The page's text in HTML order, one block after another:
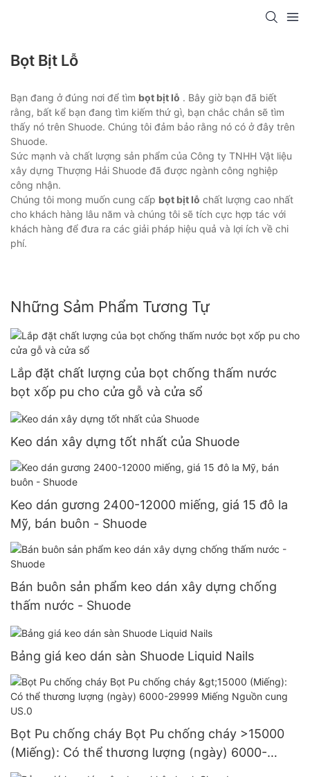
Bọt Bịt Lỗ
Bạn đang ở đúng nơi để tìm bọt bịt lỗ . Bây giờ bạn đã biết
rằng, bất kể bạn đang tìm kiếm thứ gì, bạn chắc chắn sẽ tìm
thấy nó trên Shuode. Chúng tôi đảm bảo rằng nó có ở đây trên
Shuode.
Sức mạnh và chất lượng sản phẩm của Công ty TNHH Vật liệu
xây dựng Thượng Hải Shuode đã được ngành công nghiệp
công nhận.
Chúng tôi mong muốn cung cấp bọt bịt lỗ chất lượng cao nhất
cho khách hàng lâu năm và chúng tôi sẽ tích cực hợp tác với
khách hàng để đưa ra các giải pháp hiệu quả và lợi ích về chi
phí.
Những Sảm Phẩm Tương Tự
Lắp đặt chất lượng của bọt chống thấm nước
bọt xốp pu cho cửa gỗ và cửa sổ
Keo dán xây dựng tốt nhất của Shuode
Keo dán gương 2400-12000 miếng, giá 15 đô la
Mỹ, bán buôn - Shuode
Bán buôn sản phẩm keo dán xây dựng chống
thấm nước - Shuode
Bảng giá keo dán sàn Shuode Liquid Nails
Bọt Pu chống cháy Bọt Pu chống cháy >15000
(Miếng): Có thể thương lượng (ngày) 6000-
29999 Miếng Nguồn cung US.0